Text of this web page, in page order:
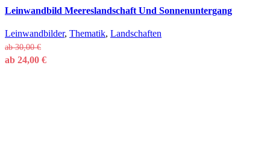
Leinwandbild Meereslandschaft Und Sonnenuntergang
Leinwandbilder, Thematik, Landschaften
ab30,00€
ab 24,00 €